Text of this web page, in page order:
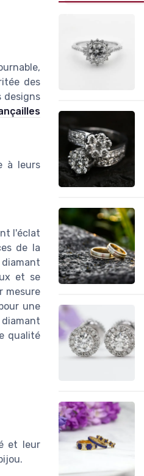
des
designs
à leurs
l'éclat
de la
et se
mesure
une
diamant
qualité
et leur